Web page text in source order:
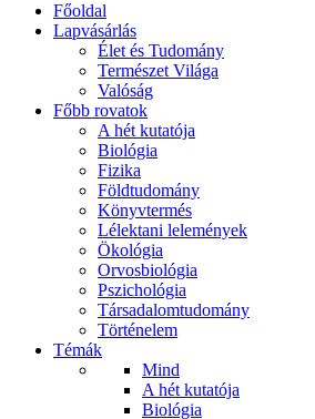
Főoldal
Lapvásárlás
Élet és Tudomány
Természet Világa
Valóság
Főbb rovatok
A hét kutatója
Biológia
Fizika
Földtudomány
Könyvtermés
Lélektani lelemények
Ökológia
Orvosbiológia
Pszichológia
Társadalomtudomány
Történelem
Témák
Mind
A hét kutatója
Biológia